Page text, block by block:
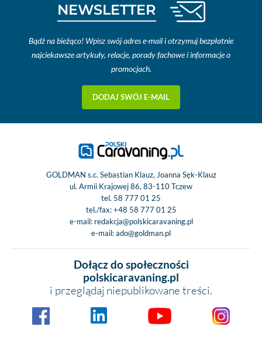
NEWSLETTER
Bądź na bieżąco! Wpisz swój adres e-mail i otrzymuj bezpłatnie
najciekawsze artykuły, relacje, porady fachowe i informacje o
promocjach.
DODAJ SWÓJ E-MAIL
GOLDMAN s.c. Sebastian Klauz, Joanna Sęk-Klauz
ul. Armii Krajowej 86, 83-110 Tczew
tel. 58 777 01 25
tel./fax:+48 58 777 01 25
e-mail: redakcja@polskicaravaning.pl
e-mail:ado@goldman.pl
Dołącz do społeczności
polskicaravaning.pl
i przeglądaj niepublikowane treści.